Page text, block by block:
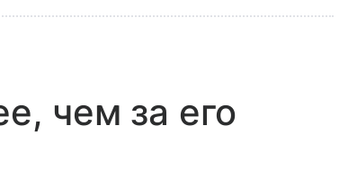
чем за его